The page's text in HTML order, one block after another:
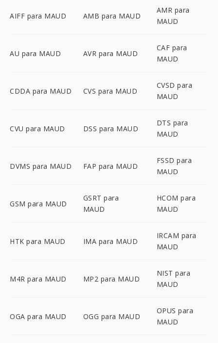
AIFF para MAUD AMB para MAUD
AMR para
MAUD
AU para MAUD AVR para MAUD
CAF para
MAUD
CDDA para MAUD CVS para MAUD
CVSD para
MAUD
CVU para MAUD DSS para MAUD
DTS para
MAUD
DVMS para MAUD FAP para MAUD
FSSD para
MAUD
GSM para MAUD
GSRT para
MAUD
HCOM para
MAUD
HTK para MAUD IMA para MAUD
IRCAM para
MAUD
M4R para MAUD MP2 para MAUD
NIST para
MAUD
OGA para MAUD OGG para MAUD
OPUS para
MAUD